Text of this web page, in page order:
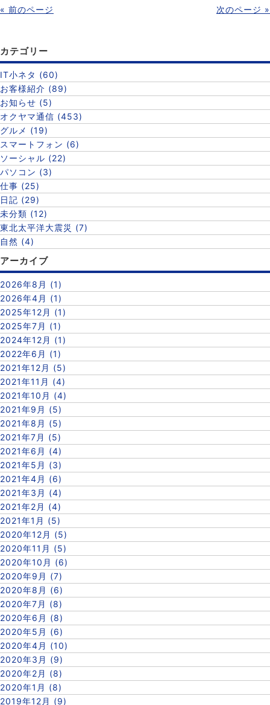
« 前のページ 次のページ »
カテゴリー
IT小ネタ (60)
お客様紹介 (89)
お知らせ (5)
オクヤマ通信 (453)
グルメ (19)
スマートフォン (6)
ソーシャル (22)
パソコン (3)
仕事 (25)
日記 (29)
未分類 (12)
東北太平洋大震災 (7)
自然 (4)
アーカイブ
2026年8月 (1)
2026年4月 (1)
2025年12月 (1)
2025年7月 (1)
2024年12月 (1)
2022年6月 (1)
2021年12月 (5)
2021年11月 (4)
2021年10月 (4)
2021年9月 (5)
2021年8月 (5)
2021年7月 (5)
2021年6月 (4)
2021年5月 (3)
2021年4月 (6)
2021年3月 (4)
2021年2月 (4)
2021年1月 (5)
2020年12月 (5)
2020年11月 (5)
2020年10月 (6)
2020年9月 (7)
2020年8月 (6)
2020年7月 (8)
2020年6月 (8)
2020年5月 (6)
2020年4月 (10)
2020年3月 (9)
2020年2月 (8)
2020年1月 (8)
2019年12月 (9)